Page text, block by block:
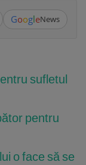
GoogleNews
sufletul
pentru
o face să se